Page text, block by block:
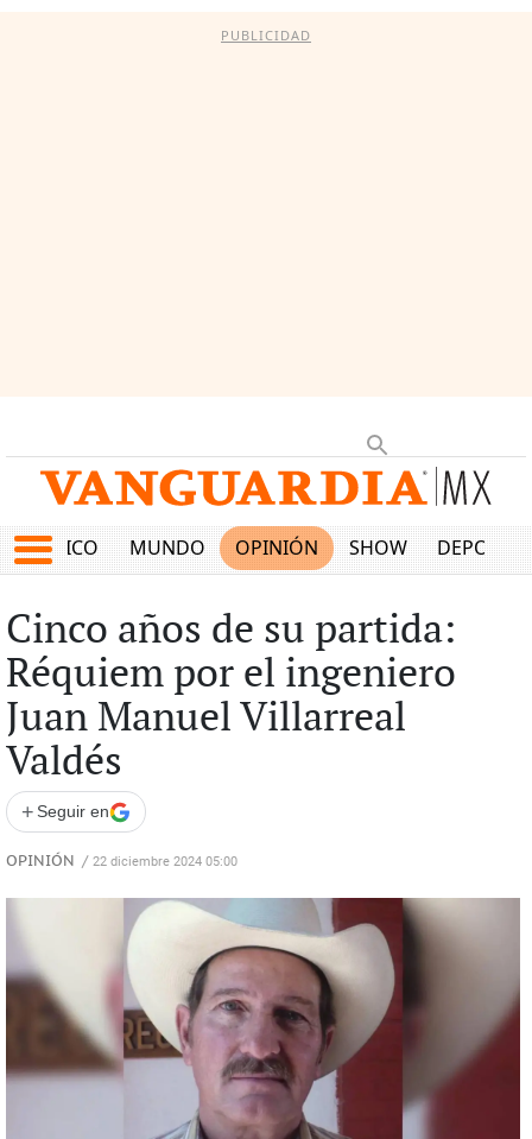
PUBLICIDAD
MÉXICO MUNDO OPINIÓN SHOW
Cinco años de su partida:
Réquiem por el ingeniero
Juan Manuel Villarreal
Valdés
+ Seguir en
OPINIÓN / 22 diciembre 2024 05:00